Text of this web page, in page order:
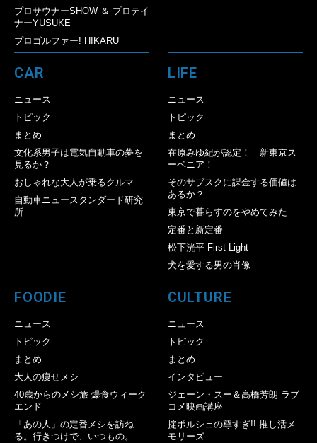
プロサウナーSHOW ＆ プロテイ
ナーYUSUKE
プロゴルファー! HIKARU
CAR
ニュース
トピック
まとめ
文化系男子は電気自動車の夢を
見るか？
おしゃれな大人が乗るクルマ
自動車ニュースタンダード研究
所
LIFE
ニュース
トピック
まとめ
在原みゆ紀が認定！ 新東京ス
ーベニア！
そのサブスクに課金する価値は
あるか？
東京で暮らすのをやめてみた
定番と新定番
松下洸平 First Light
犬を愛する男の肖像
FOODIE
ニュース
トピック
まとめ
大人の痩せメシ
40歳からのメシ旅 爆食ウィーク
エンド
「あの人」の定番メシを訪ね
る。行きつけで、いつもの。
CULTURE
ニュース
トピック
まとめ
インタビュー
ジェーン・スー＆高橋芳朗 ラブ
コメ映画講座
掟ポルシェの尊すぎ!! 推し活メ
モリーズ